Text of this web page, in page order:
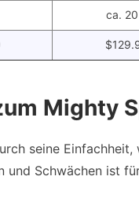
ca.
Mighty
seine
Schwächen ist